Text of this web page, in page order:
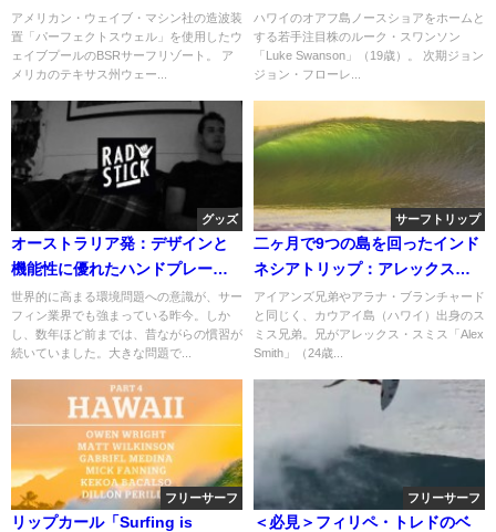
ィン動画
アメリカン・ウェイブ・マシン社の造波装
置「パーフェクトスウェル」を使用したウ
ェイブプールのBSRサーフリゾート。 ア
メリカのテキサス州ウェー...
メイクのプール動画
ハワイのオアフ島ノースショアをホームと
する若手注目株のルーク・スワンソン
「Luke Swanson」（19歳）。 次期ジョン
ジョン・フローレ...
グッズ
オーストラリア発：デザインと
機能性に優れたハンドプレーン
を生み出す「エクト・ハンドプ
レーンズ」
世界的に高まる環境問題への意識が、サー
フィン業界でも強まっている昨今。しか
し、数年ほど前までは、昔ながらの慣習が
続いていました。大きな問題で...
サーフトリップ
二ヶ月で9つの島を回ったインド
ネシアトリップ：アレックス＆
コア
アイアンズ兄弟やアラナ・ブランチャード
と同じく、カウアイ島（ハワイ）出身のス
ミス兄弟。兄がアレックス・スミス「Alex
Smith」（24歳...
フリーサーフ
リップカール「Surfing is
フリーサーフ
＜必見＞フィリペ・トレドのベ